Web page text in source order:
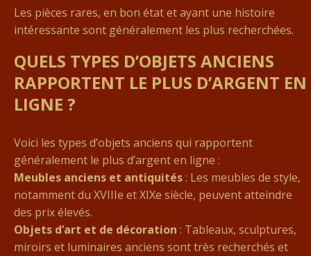
Les pièces rares, en bon état et ayant une histoire
intéressante sont généralement les plus recherchées.
QUELS TYPES D’OBJETS ANCIENS
RAPPORTENT LE PLUS D’ARGENT EN
LIGNE ?
Voici les types d’objets anciens qui rapportent
généralement le plus d’argent en ligne :
Meubles anciens et antiquités: Les meubles de style,
notamment du XVIIIe et XIXe siècle, peuvent atteindre
des prix élevés.
Objets d’art et de décoration : Tableaux, sculptures,
miroirs et luminaires anciens sont très recherchés et